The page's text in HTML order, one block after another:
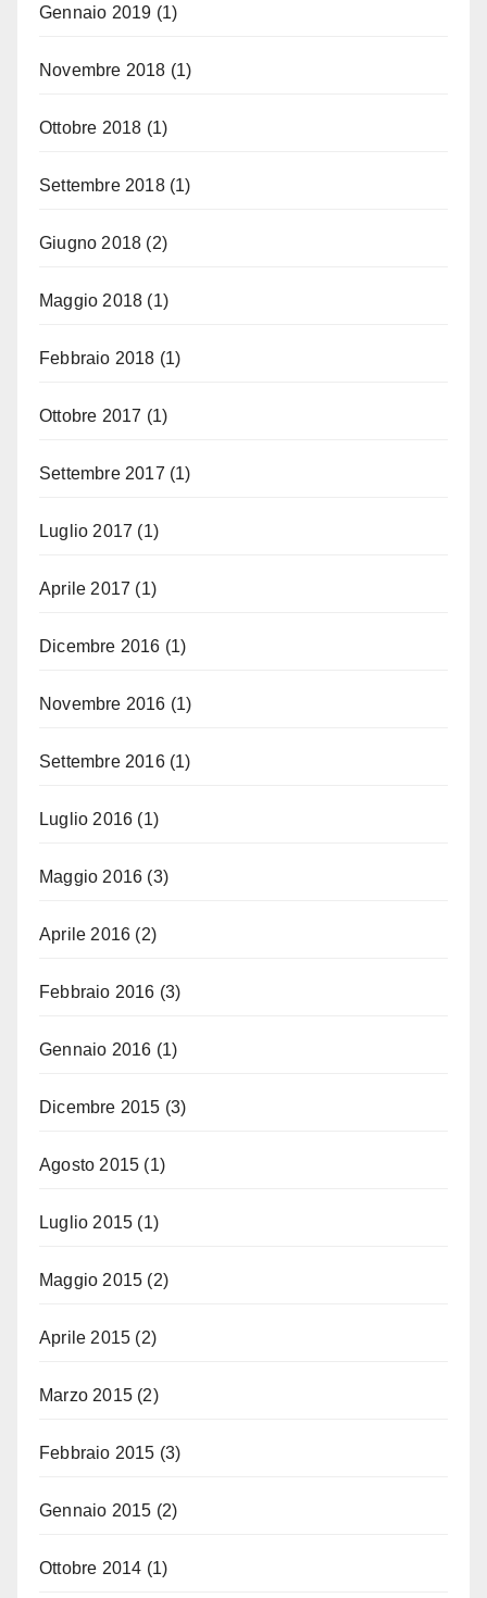
Gennaio 2019 (1)
Novembre 2018 (1)
Ottobre 2018 (1)
Settembre 2018(1)
Giugno 2018 (2)
Maggio 2018 (1)
Febbraio 2018 (1)
Ottobre 2017 (1)
Settembre 2017 (1)
Luglio 2017 (1)
Aprile 2017 (1)
Dicembre 2016 (1)
Novembre 2016 (1)
Settembre 2016(1)
Luglio 2016 (1)
Maggio 2016 (3)
Aprile 2016 (2)
Febbraio 2016 (3)
Gennaio 2016 (1)
Dicembre 2015 (3)
Agosto 2015 (1)
Luglio 2015 (1)
Maggio 2015 (2)
Aprile 2015 (2)
Marzo 2015 (2)
Febbraio 2015 (3)
Gennaio 2015 (2)
Ottobre 2014 (1)